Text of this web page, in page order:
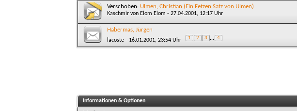
Verschoben: Ulmen, Christian (Ein Fetzen Satz von Ulmen)
Kaschmir von Elom Elom - 27.04.2001, 12:17 Uhr
Habermas, Jürgen
lacoste - 16.01.2001, 23:54 Uhr 1 2 3 ... 4
Informationen & Optionen